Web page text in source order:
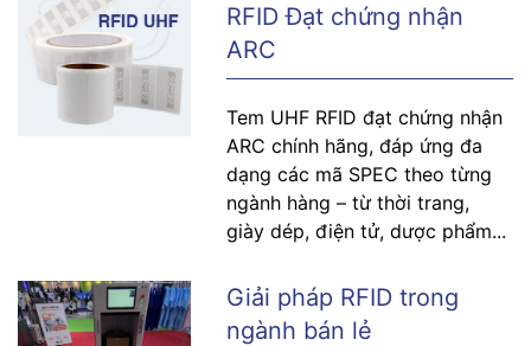
RFID Đạt chứng nhận
ARC
Tem UHF RFID đạt chứng nhận
ARC chính hãng, đáp ứng đa
dạng các mã SPEC theo từng
ngành hàng – từ thời trang,
giày dép, điện tử, dược phẩm...
Giải pháp RFID trong
ngành bán lẻ